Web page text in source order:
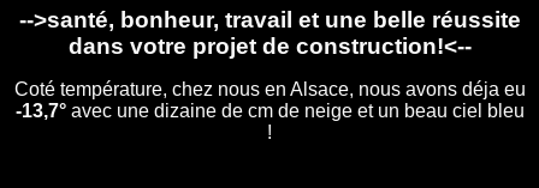
-->santé, bonheur, travail et une belle réussite
dans votre projet de construction!<--
Coté température, chez nous en Alsace, nous avons déja eu
-13,7°avec une dizaine de cm de neige et un beau ciel bleu
!